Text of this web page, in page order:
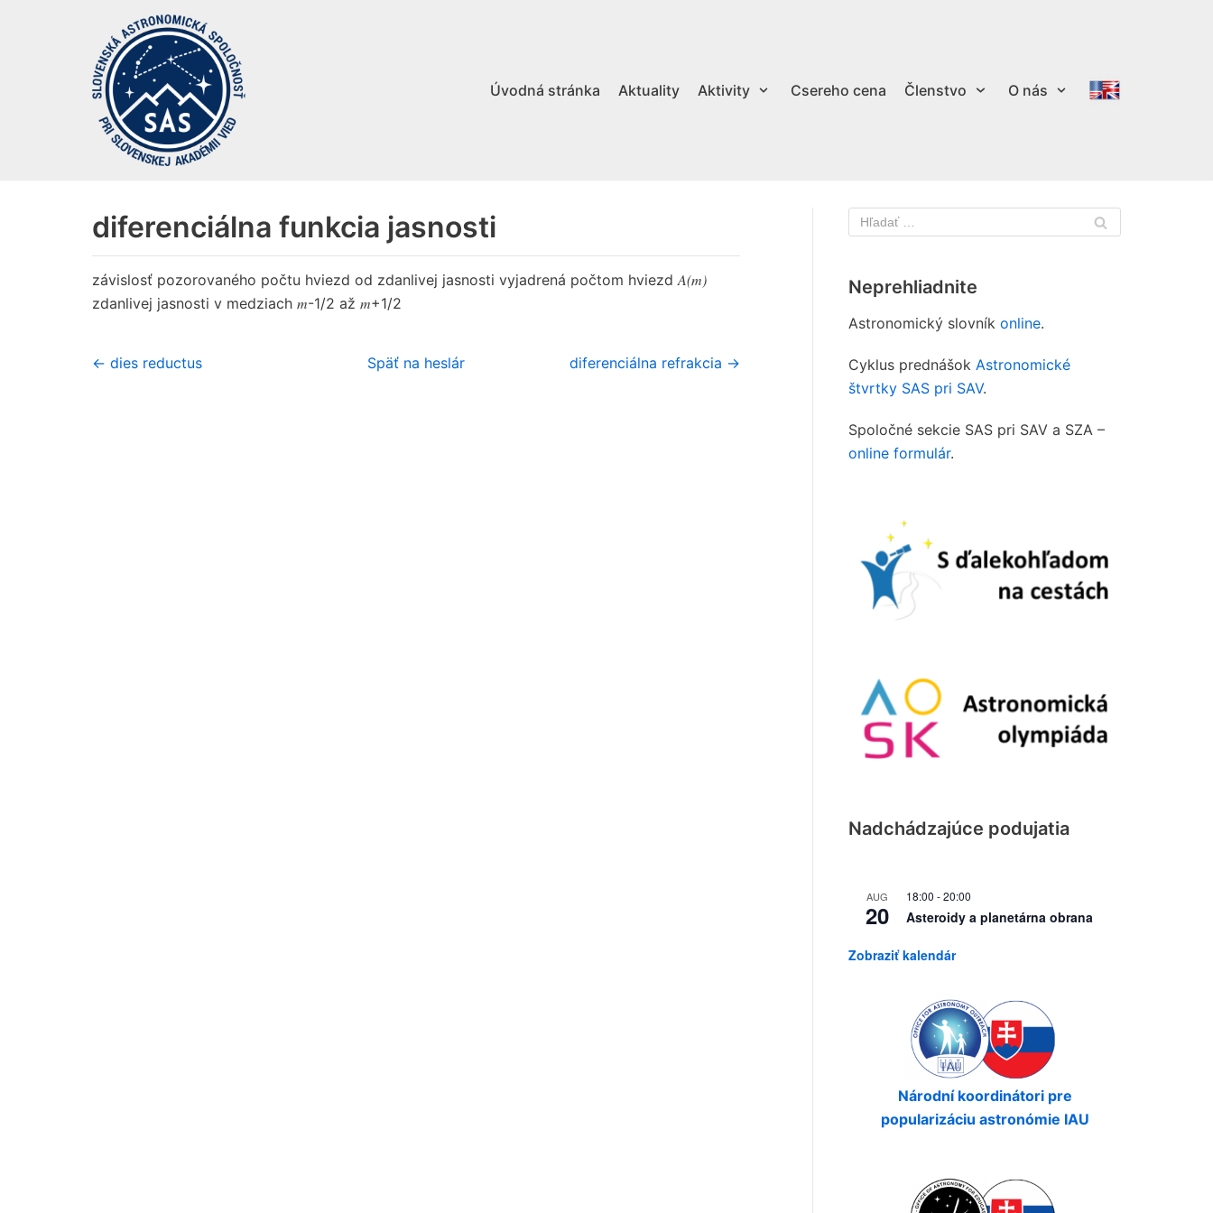
Úvodná stránka Aktuality Aktivity Csereho cena Členstvo O nás
diferenciálna funkcia jasnosti
závislosť pozorovaného počtu hviezd od zdanlivej jasnosti vyjadrená počtom hviezd A(m)
zdanlivej jasnosti v medziach m-1/2 až m+1/2
← dies reductus Späť na heslár diferenciálna refrakcia →
Neprehliadnite
Astronomický slovník online.
Cyklus prednášok Astronomické
štvrtky SAS pri SAV.
Spoločné sekcie SAS pri SAV a SZA –
online formulár.
Nadchádzajúce podujatia
AUG
20
18:00 -20:00
Asteroidy a planetárna obrana
Zobraziť kalendár
Národní koordinátori pre
popularizáciu astronómie IAU